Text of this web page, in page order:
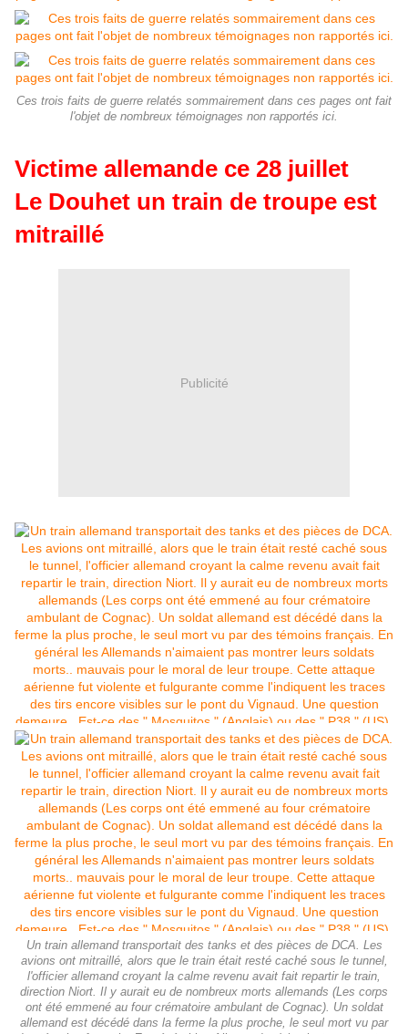
Ces trois faits de guerre relatés sommairement dans ces pages ont fait
l'objet de nombreux témoignages non rapportés ici.
Victime allemande ce 28 juillet
Le Douhet un train de troupe est
mitraillé
Publicité
Un train allemand transportait des tanks et des pièces de DCA. Les
avions ont mitraillé, alors que le train était resté caché sous le tunnel,
l'officier allemand croyant la calme revenu avait fait repartir le train,
direction Niort. Il y aurait eu de nombreux morts allemands (Les corps
ont été emmené au four crématoire ambulant de Cognac). Un soldat
allemand est décédé dans la ferme la plus proche, le seul mort vu par